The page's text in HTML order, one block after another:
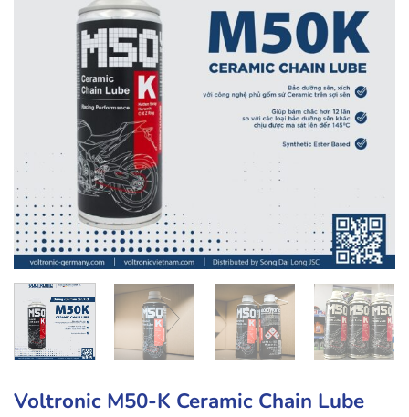
Voltronic M50-K Ceramic Chain Lube